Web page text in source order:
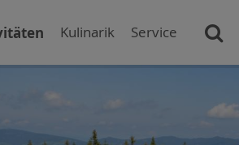
Kulinarik Service 